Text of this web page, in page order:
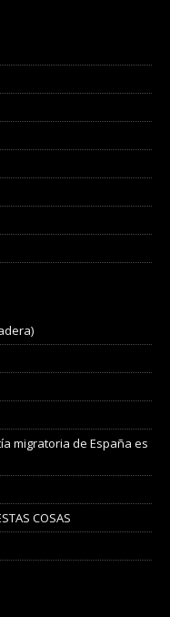
migratoria de España es
COSAS